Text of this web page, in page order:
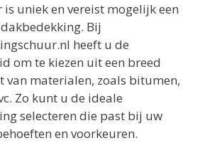
is uniek en vereist mogelijk een
Bij
heeft u de
om te kiezen uit een breed
van materialen, zoals bitumen,
Zo kunt u de ideale
selecteren die past bij uw
en voorkeuren.